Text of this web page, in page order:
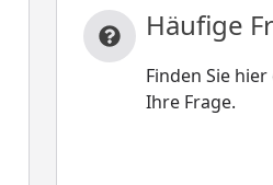
Häufige
Finden Sie
Ihre Frage.